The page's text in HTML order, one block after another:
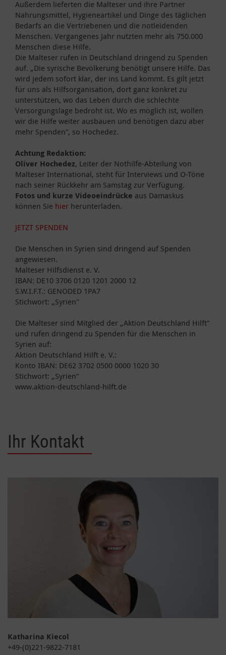
Außerdem lieferten die Malteser und ihre Partner
Nahrungsmittel, Hygieneartikel und Dinge des täglichen
Bedarfs an die Vertriebenen und die notleidenden
Menschen. Vergangenes Jahr nutzten mehr als 750.000
Menschen diese Hilfe.
Die Malteser rufen in Deutschland dringend zu Spenden
auf. „Die syrische Bevölkerung benötigt unsere Hilfe. Das
wird jedem sofort klar, der ins Land kommt. Es gilt jetzt
für uns als Hilfsorganisation, dort ganz konkret zu
unterstützen, wo das Leben durch die schlechte
Versorgungslage bedroht ist. Wo es möglich ist, wollen
wir die Hilfe weiter ausbauen und benötigen dazu aber
mehr Spenden“, so Hochedez.
Achtung Redaktion:
Oliver Hochedez, Leiter der Nothilfe-Abteilung von
Malteser International, steht für Interviews und O-Töne
nach seiner Rückkehr am Samstag zur Verfügung.
Fotos und kurze Videoeindrücke aus Damaskus
können Sie hier herunterladen.
JETZT SPENDEN
Die Menschen in Syrien sind dringend auf Spenden
angewiesen.
Malteser Hilfsdienst e. V.
IBAN: DE10 3706 0120 1201 2000 12
S.W.I.F.T.: GENODED 1PA7
Stichwort: „Syrien"
Die Malteser sind Mitglied der „Aktion Deutschland Hilft“
und rufen dringend zu Spenden für die Menschen in
Syrien auf:
Aktion Deutschland Hilft e. V.:
Konto IBAN: DE62 3702 0500 0000 1020 30
Stichwort: „Syrien“
www.aktion-deutschland-hilft.de
Ihr Kontakt
Katharina Kiecol
+49-(0)221-9822-7181